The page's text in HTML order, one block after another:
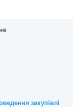
закупівлі